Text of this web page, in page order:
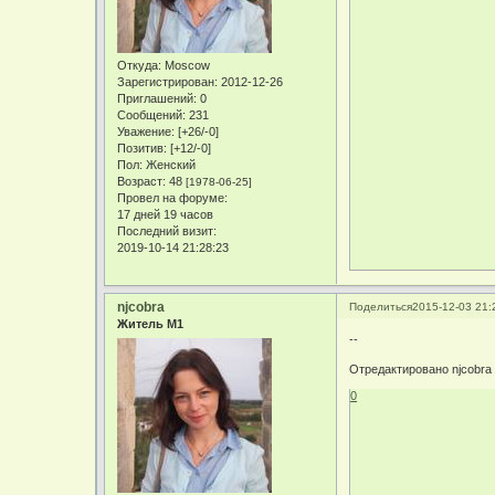
Откуда: Moscow
Зарегистрирован: 2012-12-26
Приглашений: 0
Сообщений: 231
Уважение: [+26/-0]
Позитив: [+12/-0]
Пол: Женский
Возраст: 48[1978-06-25]
Провел на форуме:
17 дней 19 часов
Последний визит:
2019-10-14 21:28:23
Поделиться2015-12-03
njcobra
Житель М1
--
Отредактировано
0